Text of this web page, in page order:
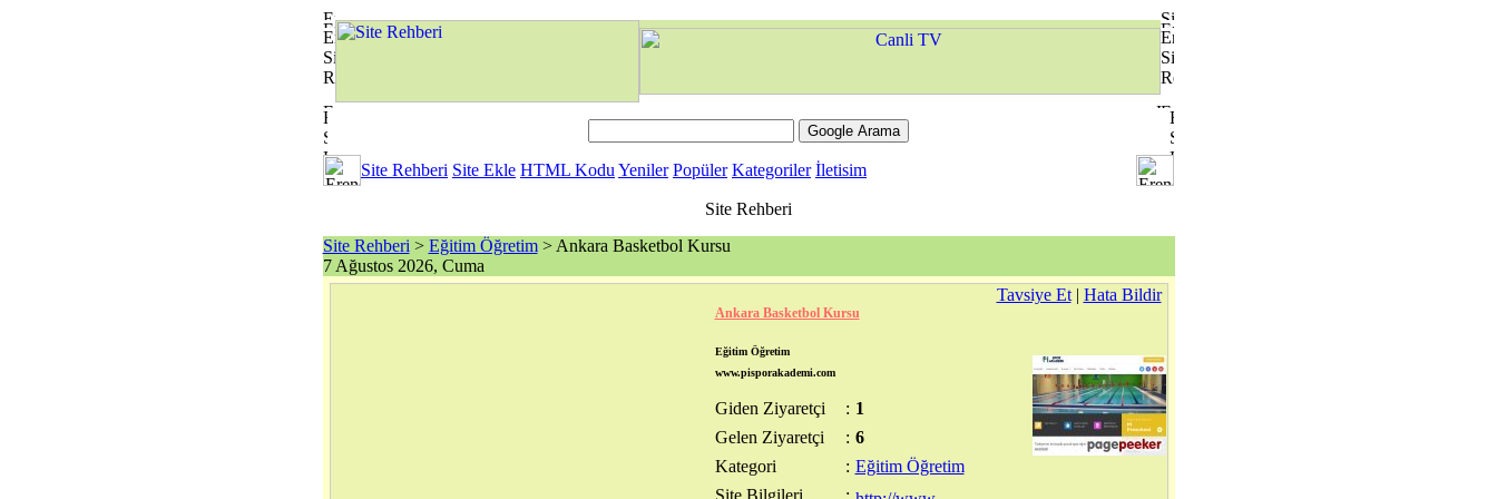
Site Rehberi Site Ekle HTML Kodu Yeniler Popüler Kategoriler İletisim
Site Rehberi
Site Rehberi > Eğitim Öğretim> Ankara Basketbol Kursu
7 Ağustos 2026, Cuma
Tavsiye Et| Hata Bildir
Ankara Basketbol Kursu
Eğitim Öğretim
www.pisporakademi.com
Giden Ziyaretçi : 1
Gelen Ziyaretçi
: 6
Kategori
: Eğitim Öğretim
Site Bilgileri
: